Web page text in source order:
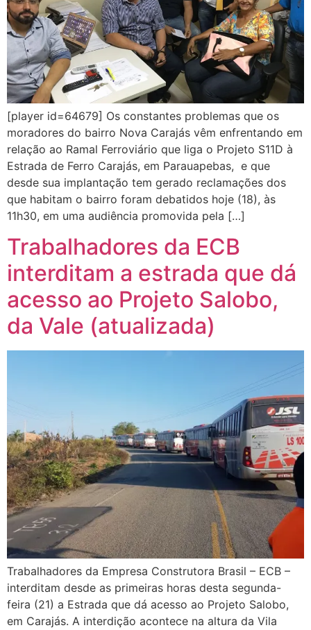
[player id=64679] Os constantes problemas que os
moradores do bairro Nova Carajás vêm enfrentando em
relação ao Ramal Ferroviário que liga o Projeto S11D à
Estrada de Ferro Carajás, em Parauapebas, e que
desde sua implantação tem gerado reclamações dos
que habitam o bairro foram debatidos hoje (18), às
11h30, em uma audiência promovida pela […]
Trabalhadores da ECB
interditam a estrada que dá
acesso ao Projeto Salobo,
da Vale (atualizada)
Trabalhadores da Empresa Construtora Brasil – ECB –
interditam desde as primeiras horas desta segunda-
feira (21) a Estrada que dá acesso ao Projeto Salobo,
em Carajás. A interdição acontece na altura da Vila